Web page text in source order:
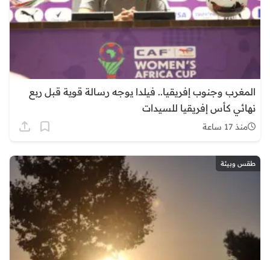
المغرب وجنوب إفريقيا.. فيلدا يوجه رسالة قوية قبل ربع
نهائي كأس إفريقيا للسيدات
منذ 17 ساعة
طقس وبيئة